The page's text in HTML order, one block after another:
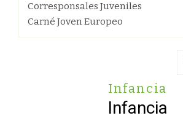
Corresponsales Juveniles
Carné Joven Europeo
Infancia
Infancia